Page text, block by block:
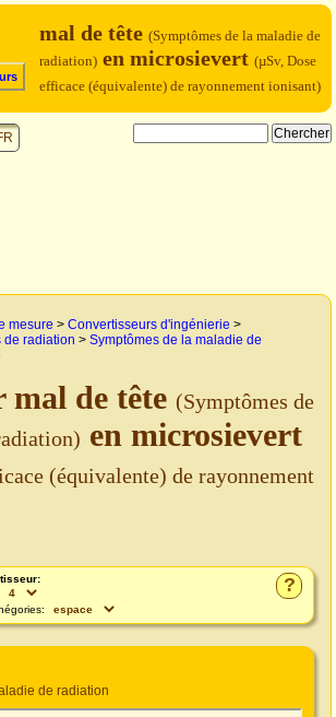
mal de tête (Symptômes de la maladie de
radiation) en microsievert (µSv, Dose
efficace (équivalente) de rayonnement ionisant)
mesure > Convertisseurs d'ingénierie >
de radiation > Symptômes de la maladie de
de tête (Symptômes de
en microsievert
(équivalente) de rayonnement
?
de radiation